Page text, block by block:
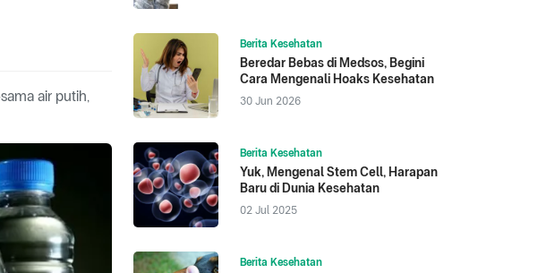
air putih,
Berita Kesehatan
Beredar Bebas di Medsos, Begini
Cara Mengenali Hoaks Kesehatan
30 Jun 2026
Berita Kesehatan
Yuk, Mengenal Stem Cell, Harapan
Baru di Dunia Kesehatan
02 Jul 2025
Berita Kesehatan